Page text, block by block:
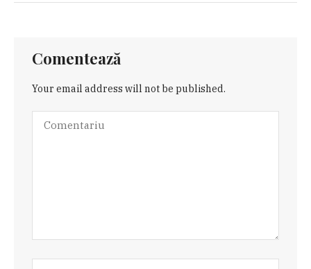
Comentează
Your email address will not be published.